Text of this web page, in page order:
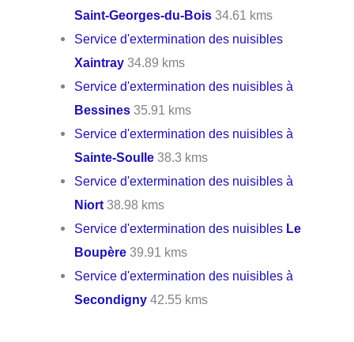
Saint-Georges-du-Bois 34.61 kms
Service d'extermination des nuisibles
Xaintray 34.89 kms
Service d'extermination des nuisibles à
Bessines 35.91 kms
Service d'extermination des nuisibles à
Sainte-Soulle 38.3 kms
Service d'extermination des nuisibles à
Niort 38.98 kms
Service d'extermination des nuisibles Le
Boupère 39.91 kms
Service d'extermination des nuisibles à
Secondigny 42.55 kms